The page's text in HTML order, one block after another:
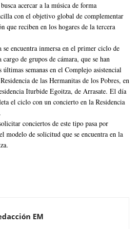
acercar a la música de forma
con el objetivo global de complementar
que reciben en los hogares de la tercera
encuentra inmersa en el primer ciclo de
cargo de grupos de cámara, que se han
semanas en el Complejo asistencial
de las Hermanitas de los Pobres, en
Iturbide Egoitza, de Arrasate. El día
el ciclo con un concierto en la Residencia
conciertos de este tipo pasa por
modelo de solicitud que se encuentra en la
EM